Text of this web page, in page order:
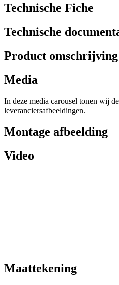
Technische Fiche
Technische
Product omschrijving
Media
In deze media carousel tonen wij
leveranciersafbeeldingen.
Montage afbeelding
Video
Maattekening